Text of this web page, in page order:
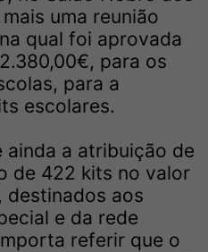
uma reunião
qual foi aprovada
para os
para a
escolares.
a atribuição de
de 422 kits no valor
destinados aos
e da rede
referir que o